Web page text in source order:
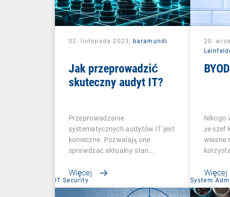
02. listopada 2023, baramundi
Jak przeprowadzić
skuteczny audyt IT?
Przeprowadzanie
systematycznych audytów IT jest
konieczne. Pozwalają one
sprawdzać aktualny stan…
Więcej
20.
Nikogo
że szef
własne
Więcej
IT Security System